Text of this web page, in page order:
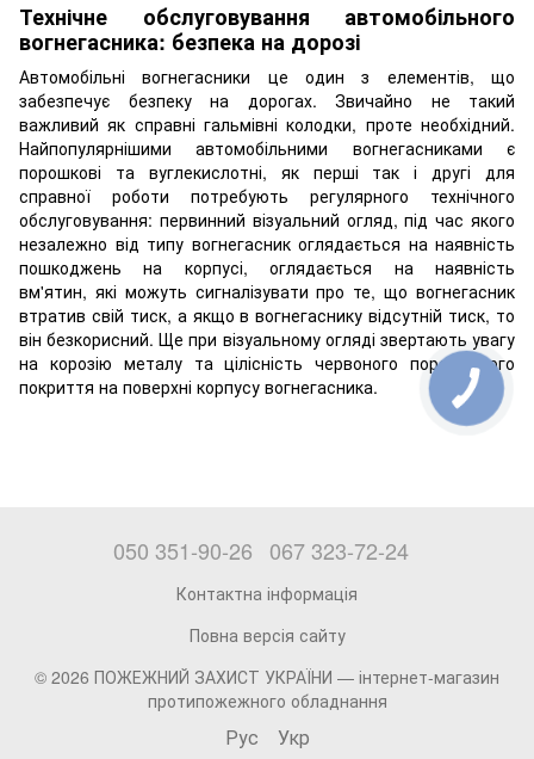
Технічне обслуговування автомобільного
вогнегасника: безпека на дорозі
Автомобільні вогнегасники це один з елементів, що
забезпечує безпеку на дорогах. Звичайно не такий
важливий як справні гальмівні колодки, проте необхідний.
Найпопулярнішими автомобільними вогнегасниками є
порошкові та вуглекислотні, як перші так і другі для
справної роботи потребують регулярного технічного
обслуговування: первинний візуальний огляд, під час якого
незалежно від типу вогнегасник оглядається на наявність
пошкоджень на корпусі, оглядається на наявність
вм'ятин, які можуть сигналізувати про те, що вогнегасник
втратив свій тиск, а якщо в вогнегаснику відсутній тиск, то
він безкорисний. Ще при візуальному огляді звертають увагу
на корозію металу та цілісність червоного порошкового
покриття на поверхні корпусу вогнегасника.
050 351-90-26 067 323-72-24
Контактна інформація
Повна версія сайту
© 2026 ПОЖЕЖНИЙ ЗАХИСТ УКРАЇНИ — інтернет-магазин
протипожежного обладнання
Рус Укр